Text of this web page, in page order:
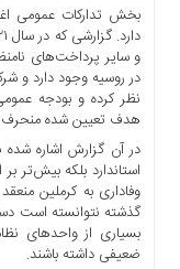
بخش تدارکات عمومی
و سایر پرداخت‌های
در روسیه وجود دارد و
نظر کرده و بودجه
هدف تعیین شده
در آن گزارش اشاره شده
استاندارد بلکه
وفاداری به کرملین
گذشته نتوانسته است
بسیاری از واحد‌های
ضعیفی داشته باشند.